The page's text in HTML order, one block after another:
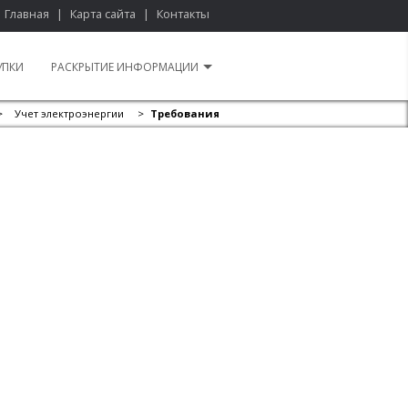
Главная | Карта сайта | Контакты
РАСКРЫТИЕ ИНФОРМАЦИИ
Учет электроэнергии > Требования